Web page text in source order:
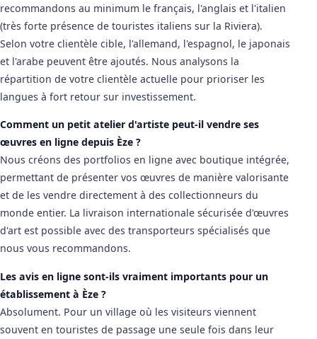
recommandons au minimum le français, l'anglais et l'italien
(très forte présence de touristes italiens sur la Riviera).
Selon votre clientèle cible, l'allemand, l'espagnol, le japonais
et l'arabe peuvent être ajoutés. Nous analysons la
répartition de votre clientèle actuelle pour prioriser les
langues à fort retour sur investissement.
Comment un petit atelier d'artiste peut-il vendre ses
œuvres en ligne depuis Èze ?
Nous créons des portfolios en ligne avec boutique intégrée,
permettant de présenter vos œuvres de manière valorisante
et de les vendre directement à des collectionneurs du
monde entier. La livraison internationale sécurisée d'œuvres
d'art est possible avec des transporteurs spécialisés que
nous vous recommandons.
Les avis en ligne sont-ils vraiment importants pour un
établissement à Èze ?
Absolument. Pour un village où les visiteurs viennent
souvent en touristes de passage une seule fois dans leur